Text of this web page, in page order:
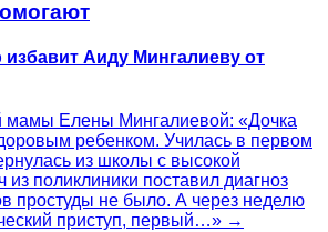
избавит Аиду Мингалиеву от
мамы Елены Мингалиевой: «Дочка
ребенком. Училась в первом
из школы с высокой
из поликлиники поставил диагноз
простуды не было. А через неделю
приступ, первый…» →